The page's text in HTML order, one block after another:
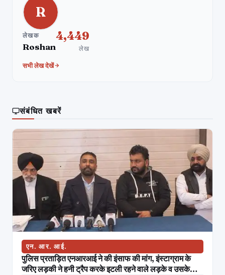
R
लेखक
Roshan
4,449
लेख
सभी लेख देखें
संबंधित खबरें
एन. आर. आई.
पुलिस प्रताड़ित एनआरआई ने की इंसाफ की मांग, इंस्टाग्राम के
जरिए लड़की ने हनी ट्रैप करके इटली रहने वाले लड़के व उसके